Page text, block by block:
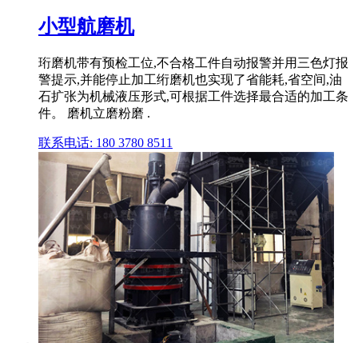
小型航磨机
珩磨机带有预检工位,不合格工件自动报警并用三色灯报
警提示,并能停止加工绗磨机也实现了省能耗,省空间,油
石扩张为机械液压形式,可根据工件选择最合适的加工条
件。 磨机立磨粉磨 .
联系电话: 180 3780 8511